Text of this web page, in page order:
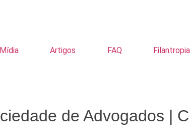
Mídia Artigos FAQ Filantropia
de Advogados |